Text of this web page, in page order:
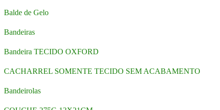
Balde de Gelo
Bandeiras
Bandeira TECIDO OXFORD
CACHARREL SOMENTE TECIDO SEM ACABAMENTO
Bandeirolas